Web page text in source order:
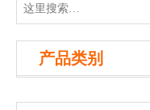
产品类别